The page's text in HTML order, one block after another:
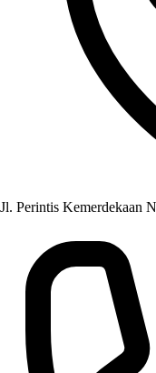
Jl. Perintis Kemerdekaan